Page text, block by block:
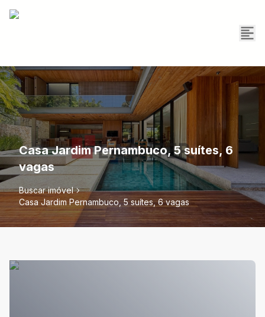
Casa Jardim Pernambuco, 5 suítes, 6
vagas
Buscar imóvel
Casa Jardim Pernambuco, 5 suítes, 6 vagas